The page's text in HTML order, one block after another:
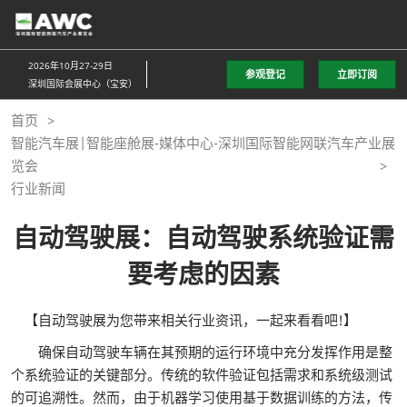
直
接
跳
至
内
容
2026年10月27-29日
深圳国际会展中心（宝安）
参观登记 立即订阅
首页
智能汽车展|智能座舱展-媒体中心-深圳国际智能网联汽车产业展
览会
行业新闻
自动驾驶展：自动驾驶系统验证需
要考虑的因素
【自动驾驶展为您带来相关行业资讯，一起来看看吧!】
确保自动驾驶车辆在其预期的运行环境中充分发挥作用是整
个系统验证的关键部分。传统的软件验证包括需求和系统级测试
的可追溯性。然而，由于机器学习使用基于数据训练的方法，传